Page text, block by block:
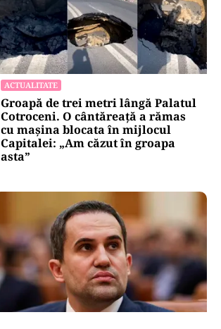
ACTUALITATE
Groapă de trei metri lângă Palatul
Cotroceni. O cântăreață a rămas
cu mașina blocata în mijlocul
Capitalei: „Am căzut în groapa
asta”